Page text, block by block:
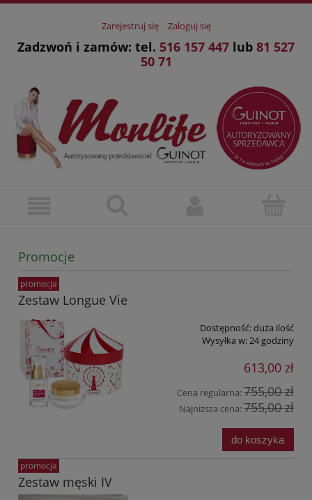
Zarejestruj się Zaloguj się
Zadzwoń i zamów: tel. 516 157 447 lub 81 527
50 71
Promocje
Zestaw Longue Vie
Dostępność:duża ilość
Wysyłka w:24 godziny
613,00 zł
Cena regularna:755,00 zł
Najniższa cena:755,00 zł
do koszyka
promocja
Zestaw męski IV
promocja